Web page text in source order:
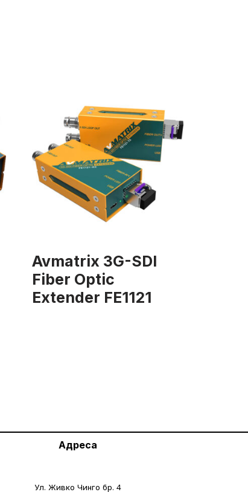
Avmatrix 3G-SDI
Fiber Optic
Extender FE1121
Адреса
Ул. Живко Чинго бр. 4